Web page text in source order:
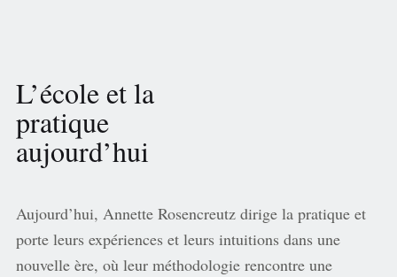
L’école et la
pratique
aujourd’hui
Aujourd’hui, Annette Rosencreutz dirige la pratique et
porte leurs expériences et leurs intuitions dans une
nouvelle ère, où leur méthodologie rencontre une